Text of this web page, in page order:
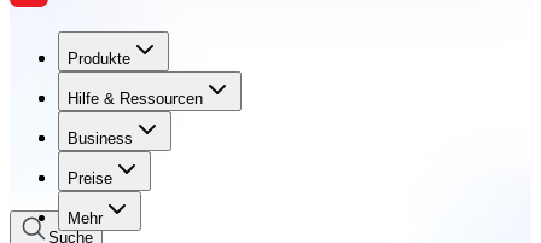
Produkte
Hilfe & Ressourcen
Business
Preise
Mehr
Produkte
Hilfe & Ressourcen
Business
Preise
Suche